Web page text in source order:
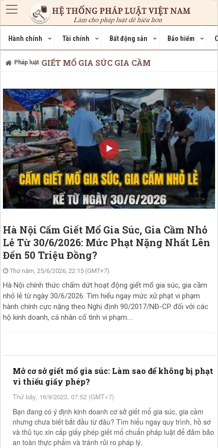
Nhảy đến nội dung
Hành chính Tài chính Bất động sản Bảo hiểm
/ Pháp luật/GIẾT MỔ GIA SÚC GIA CẦM
Hà Nội Cấm Giết Mổ Gia Súc, Gia Cầm Nhỏ
Lẻ Từ 30/6/2026: Mức Phạt Nặng Nhất Lên
Đến 50 Triệu Đồng?
Thứ năm, 25/6/2026, 22:15 (GMT+7)
Hà Nội chính thức chấm dứt hoạt động giết mổ gia súc, gia cầm
nhỏ lẻ từ ngày 30/6/2026. Tìm hiểu ngay mức xử phạt vi phạm
hành chính cực nặng theo Nghị định 90/2017/NĐ-CP đối với các
hộ kinh doanh, cá nhân cố tình vi phạm....
Mở cơ sở giết mổ gia súc: Làm sao để không bị phạt
vì thiếu giấy phép?
Thứ bảy, 16/9/2023, 07:52 (GMT+7)
Bạn đang có ý định kinh doanh cơ sở giết mổ gia súc, gia cầm
nhưng chưa biết bắt đầu từ đâu? Tìm hiểu ngay quy trình, hồ sơ
và thủ tục xin cấp giấy phép giết mổ chuẩn pháp luật để đảm bảo
an toàn thực phẩm và tránh rủi ro pháp lý.